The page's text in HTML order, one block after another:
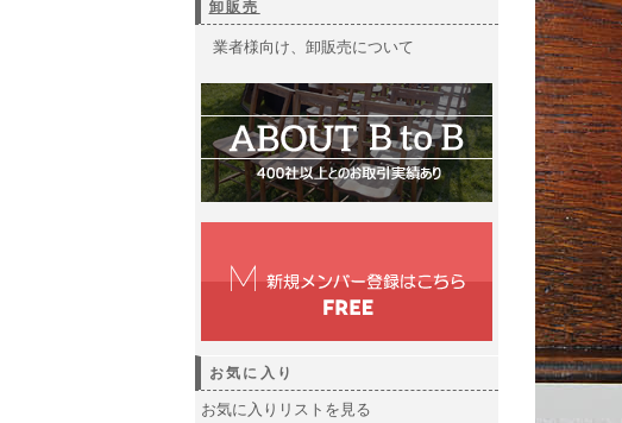
卸販売
業者様向け、卸販売について
お気に入り
お気に入りリストを見る